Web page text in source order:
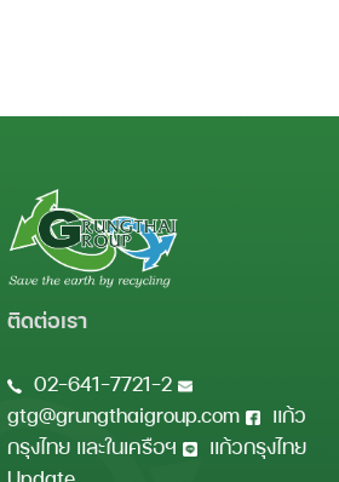
ติดต่อเรา
02-641-7721-2
gtg@grungthaigroup.com
แก้ว
กรุงไทย และในเครือฯ
แก้วกรุงไทย